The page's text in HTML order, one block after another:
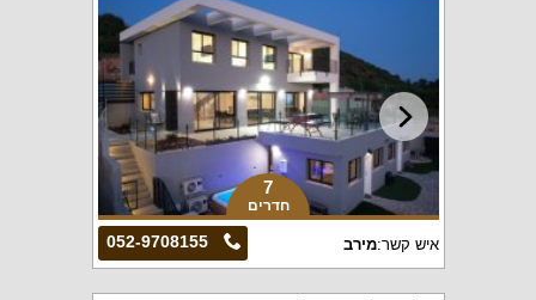
7
חדרים
052-9708155 איש קשר:מירב